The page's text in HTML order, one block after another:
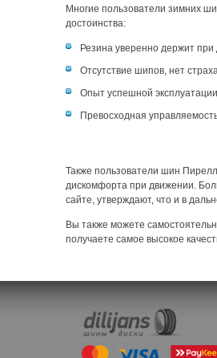
Многие пользователи зимних
достоинства:
Резина уверенно держит
Отсутствие шипов, нет
Опыт успешной
Превосходная
Также пользователи шин
дискомфорта при движении.
сайте, утверждают, что и в
Вы также можете
получаете самое высокое